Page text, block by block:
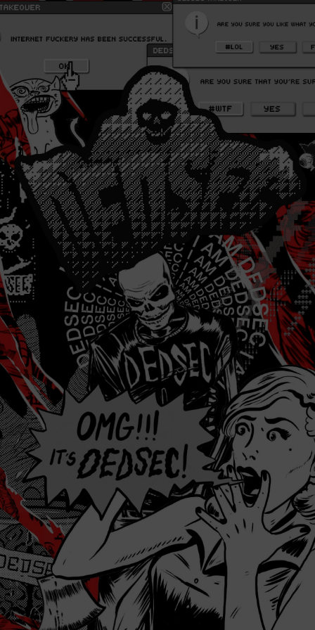
JFIF    